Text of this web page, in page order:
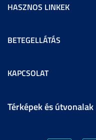
HASZNOS LINKEK
BETEGELLÁTÁS
KAPCSOLAT
Térképek és útvonalak